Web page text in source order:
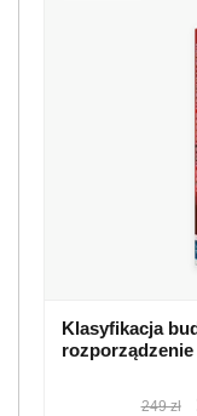
Klasyfikacja
249 zł